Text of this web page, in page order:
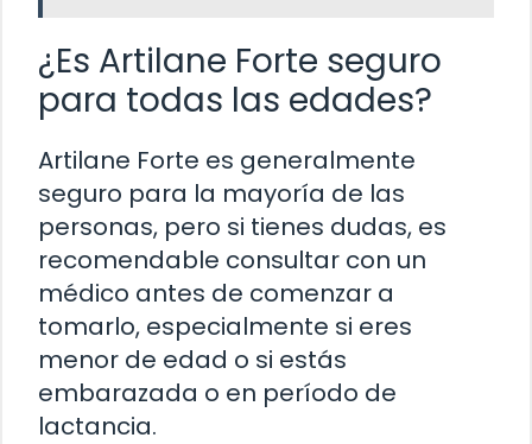
¿Es Artilane Forte seguro
para todas las edades?
Artilane Forte es generalmente
seguro para la mayoría de las
personas, pero si tienes dudas, es
recomendable consultar con un
médico antes de comenzar a
tomarlo, especialmente si eres
menor de edad o si estás
embarazada o en período de
lactancia.